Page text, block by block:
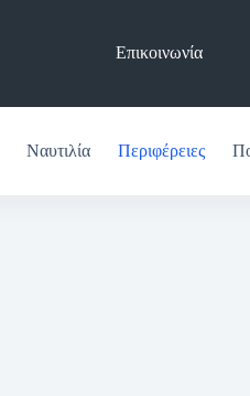
Επικοινωνία
Ναυτιλία Περιφέρειες